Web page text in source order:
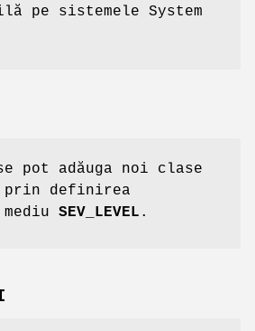
pe sistemele System
pot adăuga noi clase
prin definirea
SEV_LEVEL .